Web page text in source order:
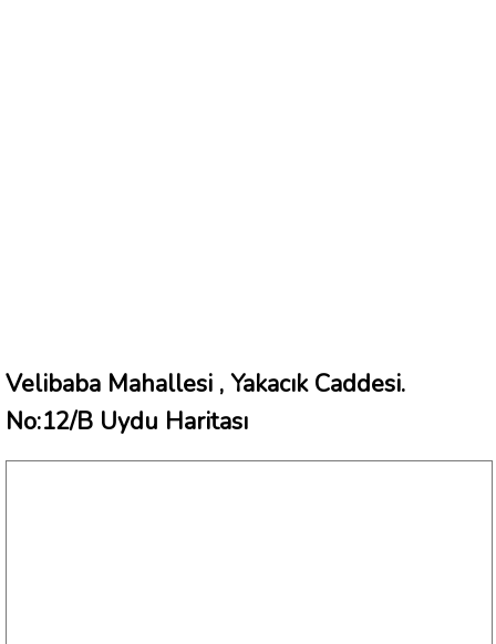
Velibaba Mahallesi , Yakacık Caddesi.
No:12/B Uydu Haritası